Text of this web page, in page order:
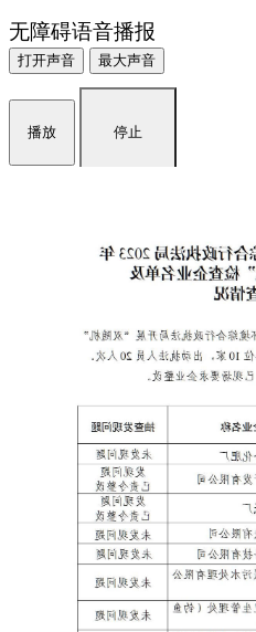
无障碍语音播报
打开声音 最大声音
播放 停止